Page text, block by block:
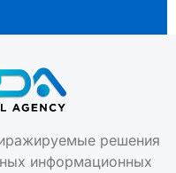
решения
информационных